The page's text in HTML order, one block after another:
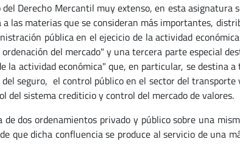
Derecho Mercantil muy extenso, en esta asignatura
las materias que se consideran más importantes,
pública en el ejecicio de la actividad
del mercado" y una tercera parte especial
la actividad económica" que, en particular, se destina
seguro, el control público en el sector del
del sistema crediticio y control del mercado de valores.
dos ordenamientos privado y público sobre una
que dicha confluencia se produce al servicio de una